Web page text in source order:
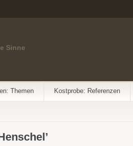
Sinne
Themen Kostprobe: Referenzen